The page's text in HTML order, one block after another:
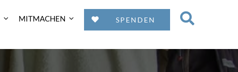
MITMACHEN SPENDEN